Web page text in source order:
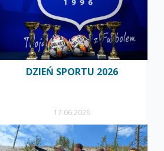
DZIEŃ SPORTU 2026
17.06.2026